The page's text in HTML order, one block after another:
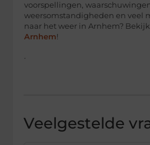
voorspellingen,
weersomstandigheden en veel
naar het weer in Arnhem?
Arnhem!
Veelgestelde